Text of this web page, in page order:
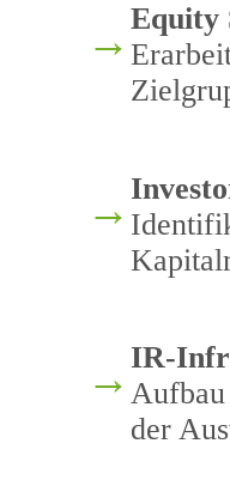
→ Equity
→
→ IR-
Aufbau
der